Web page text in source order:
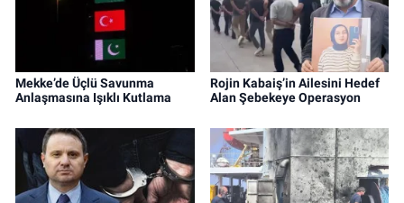
Mekke’de Üçlü Savunma
Anlaşmasına Işıklı Kutlama
Rojin Kabaiş’in Ailesini Hedef
Alan Şebekeye Operasyon